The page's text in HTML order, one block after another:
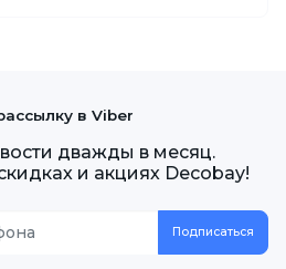
в Viber
дважды в месяц.
и акциях Decobay!